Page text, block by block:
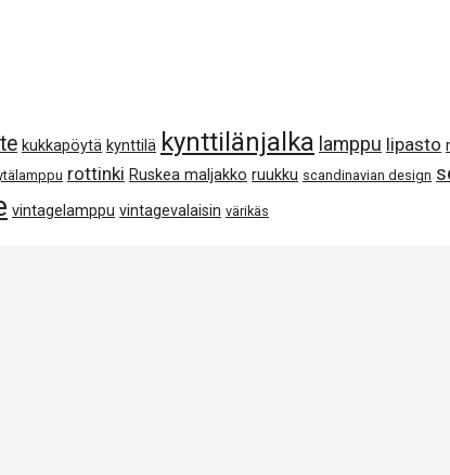
kukkapöytä kynttilä kynttilänjalka lamppu lipasto
rottinki Ruskea maljakko ruukku scandinavian design
vintagelamppu vintagevalaisin värikäs